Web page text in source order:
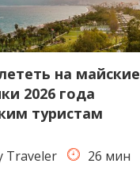
на майские
2026 года
туристам
Traveler
26 мин